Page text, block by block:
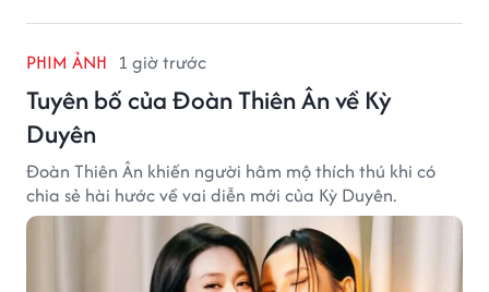
PHIM ẢNH 1 giờ trước
Tuyên bố của Đoàn Thiên Ân về Kỳ
Duyên
Đoàn Thiên Ân khiến người hâm mộ thích thú khi có
chia sẻ hài hước về vai diễn mới của Kỳ Duyên.